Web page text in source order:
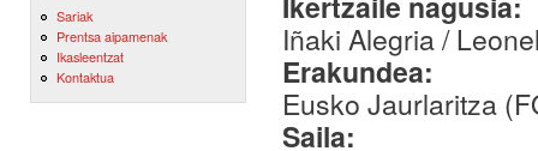
Sariak
Prentsa aipamenak
Ikasleentzat
Kontaktua
Iñaki Alegria /
Erakundea:
Eusko Jaurlaritza
Saila: